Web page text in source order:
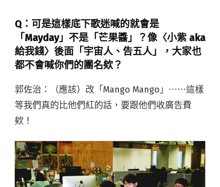
Q：可是這樣底下歌迷喊的就會是
「Mayday」不是「芒果醬」？像〈小紫 aka
給我錢〉後面「宇宙人、告五人」，大家也
都不會喊你們的團名欸？
郭佐治：（應該）改「Mango Mango」⋯⋯這樣
等我們真的比他們紅的話，要跟他們收廣告費
欸！